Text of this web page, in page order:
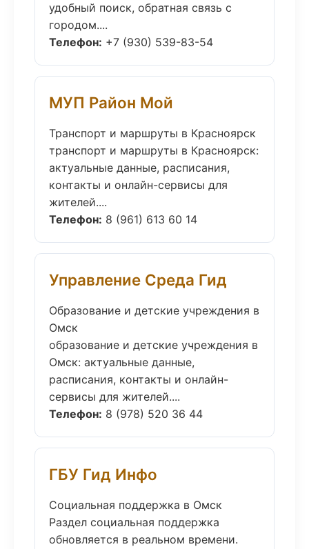
удобный поиск, обратная связь с
городом....
Телефон: +7 (930) 539-83-54
МУП Район Мой
Транспорт и маршруты в Красноярск
транспорт и маршруты в Красноярск:
актуальные данные, расписания,
контакты и онлайн-сервисы для
жителей....
Телефон: 8 (961) 613 60 14
Управление Среда Гид
Образование и детские учреждения в
Омск
образование и детские учреждения в
Омск: актуальные данные,
расписания, контакты и онлайн-
сервисы для жителей....
Телефон: 8 (978) 520 36 44
ГБУ Гид Инфо
Социальная поддержка в Омск
Раздел социальная поддержка
обновляется в реальном времени.